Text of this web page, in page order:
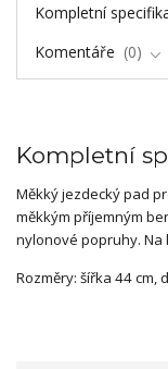
Kompletní
Komentáře
0
Kompletní
Měkký jezdecký pad
měkkým příjemným
nylonové popruhy. Na
Rozměry: šířka 44 cm,